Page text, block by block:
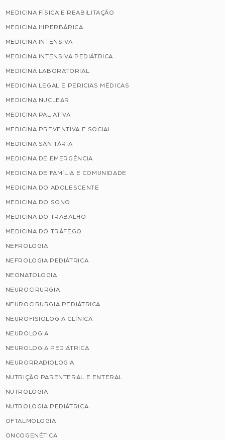
MEDICINA FÍSICA E REABILITAÇÃO
MEDICINA HIPERBÁRICA
MEDICINA INTENSIVA
MEDICINA INTENSIVA PEDIÁTRICA
MEDICINA LABORATORIAL
MEDICINA LEGAL E PERICIAS MÉDICAS
MEDICINA NUCLEAR
MEDICINA PALIATIVA
MEDICINA PREVENTIVA E SOCIAL
MEDICINA SANITÁRIA
MEDICINA DE EMERGÊNCIA
MEDICINA DE FAMÍLIA E COMUNIDADE
MEDICINA DO ADOLESCENTE
MEDICINA DO SONO
MEDICINA DO TRABALHO
MEDICINA DO TRÁFEGO
NEFROLOGIA
NEFROLOGIA PEDIÁTRICA
NEONATOLOGIA
NEUROCIRURGIA
NEUROCIRURGIA PEDIÁTRICA
NEUROFISIOLOGIA CLÍNICA
NEUROLOGIA
NEUROLOGIA PEDIÁTRICA
NEURORRADIOLOGIA
NUTRIÇÃO PARENTERAL E ENTERAL
NUTROLOGIA
NUTROLOGIA PEDIÁTRICA
OFTALMOLOGIA
ONCOGENÉTICA